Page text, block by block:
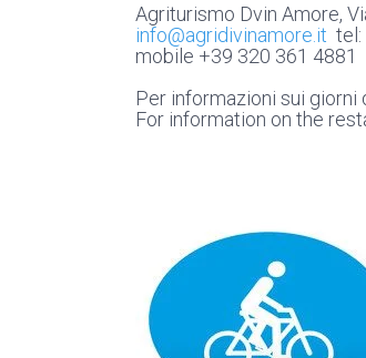
Agriturismo Dvin Amore,
info@agridivinamore.it tel:
mobile +39 320 361 4881
Per informazioni sui
For information on the